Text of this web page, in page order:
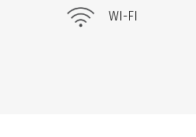
WI-FI